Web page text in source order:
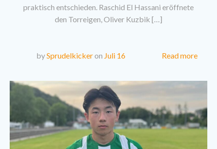
praktisch entschieden. Raschid El Hassani eröffnete
den Torreigen, Oliver Kuzbik […]
bySprudelkickeron Juli 16 Read more